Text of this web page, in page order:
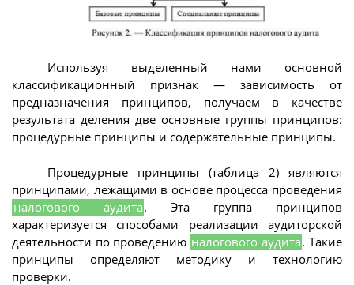
Используя выделенный нами основной
классификационный признак — зависимость от
предназначения принципов, получаем в качестве
результата деления две основные группы принципов:
процедурные принципы и содержательные принципы.
Процедурные принципы (таблица 2) являются
принципами, лежащими в основе процесса проведения
налогового аудита. Эта группа принципов
характеризуется способами реализации аудиторской
деятельности по проведению налогового аудита. Такие
принципы определяют методику и технологию
проверки.